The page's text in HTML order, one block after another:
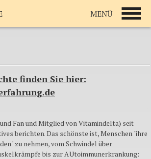
finden Sie hier:
Fan und Mitglied von Vitamindelta) seit
berichten. Das schönste ist, Menschen "ihre
zu nehmen, vom Schwindel über
bis zur AUtoimmunerkrankung:
MENÜ